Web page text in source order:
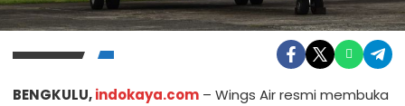
BENGKULU,indokaya.com – Wings Air resmi membuka